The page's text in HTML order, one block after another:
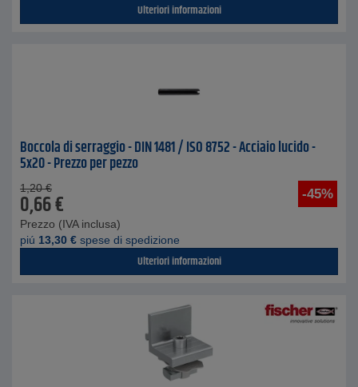
Ulteriori informazioni
Boccola di serraggio - DIN 1481 / ISO 8752 - Acciaio lucido -
5x20 - Prezzo per pezzo
-45%
1,20 €
0,66€
Prezzo (IVA inclusa)
piú 13,30 € spese di spedizione
Ulteriori informazioni